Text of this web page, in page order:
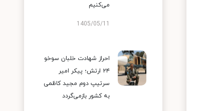
می‌کنیم
1405/05/11
احراز شهادت خلبان سوخو
۲۴ ارتش؛ پیکر امیر
سرتیپ دوم مجید کاظمی
به کشور بازمی‌گردد